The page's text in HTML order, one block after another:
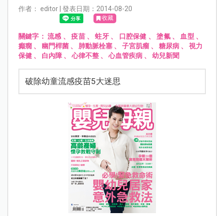
作者： editor | 發表日期：2014-08-20
收藏
關鍵字：流感 、疫苗、蛀牙、 口腔保健 、塗氟、 血型 、
癲癇 、 幽門桿菌 、 肺動脈栓塞 、子宮肌瘤 、糖尿病 、視力
保健、 白內障、 心律不整、 心血管疾病、 幼兒新聞
破除幼童流感疫苗5大迷思